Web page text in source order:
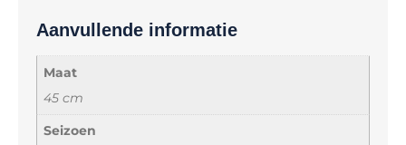
Aanvullende informatie
Maat
45 cm
Seizoen